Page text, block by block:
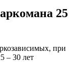
25
при
– 30 лет